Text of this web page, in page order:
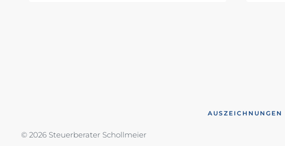
© 2026 Steuerberater Schollmeier
AUSZEICHNUNGEN